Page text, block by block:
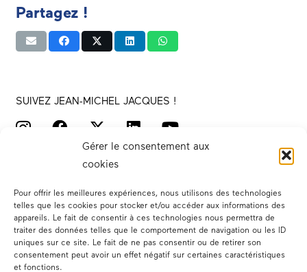
Gérer le consentement aux
cookies
Pour offrir les meilleures expériences, nous utilisons des technologies
telles que les cookies pour stocker et/ou accéder aux informations des
appareils. Le fait de consentir à ces technologies nous permettra de
traiter des données telles que le comportement de navigation ou les ID
uniques sur ce site. Le fait de ne pas consentir ou de retirer son
consentement peut avoir un effet négatif sur certaines caractéristiques
et fonctions.
Partagez !
SUIVEZ JEAN-MICHEL JACQUES !
Votre député